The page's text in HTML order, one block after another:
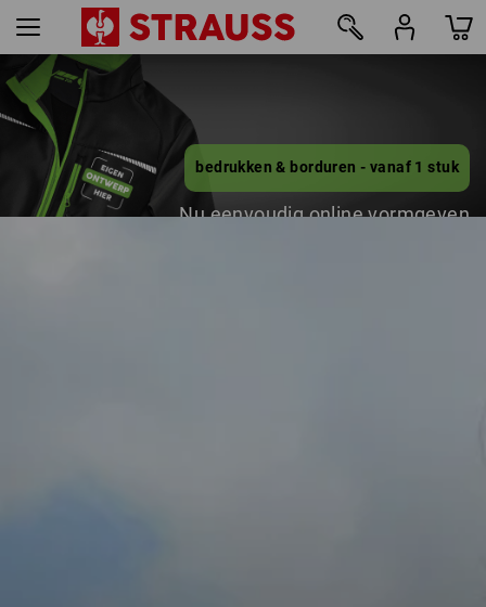
bedrukken & borduren - vanaf 1 stuk
Nu eenvoudig online vormgeven